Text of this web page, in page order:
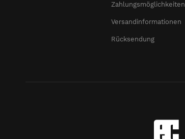
Zahlungsmöglichkeiten
Versandinformationen
Rücksendung